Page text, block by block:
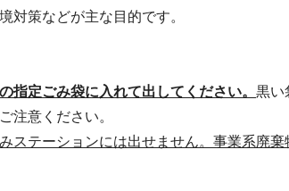
対策などが主な目的です。
指定ごみ袋に入れて出してください。 黒い
注意ください。
ステーションには出せません。事業系廃棄